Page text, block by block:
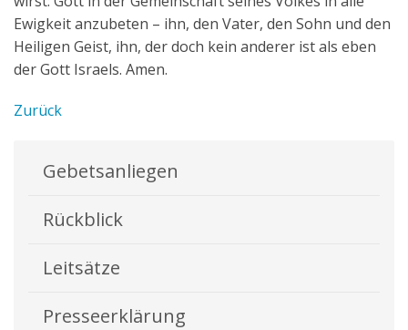
Ewigkeit anzubeten – ihn, den Vater, den Sohn und den
Heiligen Geist, ihn, der doch kein anderer ist als eben
der Gott Israels. Amen.
Zurück
Gebetsanliegen
Rückblick
Leitsätze
Presseerklärung